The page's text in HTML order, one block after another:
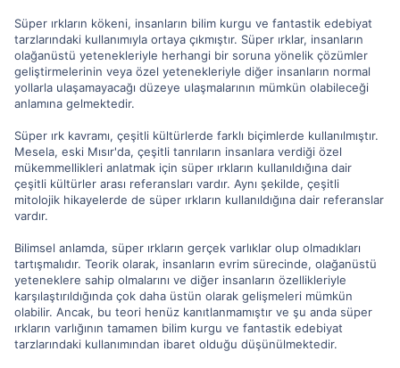
Süper ırkların kökeni, insanların bilim kurgu ve fantastik edebiyat
tarzlarındaki kullanımıyla ortaya çıkmıştır. Süper ırklar, insanların
olağanüstü yetenekleriyle herhangi bir soruna yönelik çözümler
geliştirmelerinin veya özel yetenekleriyle diğer insanların normal
yollarla ulaşamayacağı düzeye ulaşmalarının mümkün olabileceği
anlamına gelmektedir.
Süper ırk kavramı, çeşitli kültürlerde farklı biçimlerde kullanılmıştır.
Mesela, eski Mısır'da, çeşitli tanrıların insanlara verdiği özel
mükemmellikleri anlatmak için süper ırkların kullanıldığına dair
çeşitli kültürler arası referansları vardır. Aynı şekilde, çeşitli
mitolojik hikayelerde de süper ırkların kullanıldığına dair referanslar
vardır.
Bilimsel anlamda, süper ırkların gerçek varlıklar olup olmadıkları
tartışmalıdır. Teorik olarak, insanların evrim sürecinde, olağanüstü
yeteneklere sahip olmalarını ve diğer insanların özellikleriyle
karşılaştırıldığında çok daha üstün olarak gelişmeleri mümkün
olabilir. Ancak, bu teori henüz kanıtlanmamıştır ve şu anda süper
ırkların varlığının tamamen bilim kurgu ve fantastik edebiyat
tarzlarındaki kullanımından ibaret olduğu düşünülmektedir.